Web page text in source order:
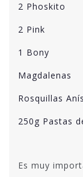
2 Phoskito
2 Pink
1 Bony
Magdalenas
Rosquillas Anís
250g Pastas
Es muy